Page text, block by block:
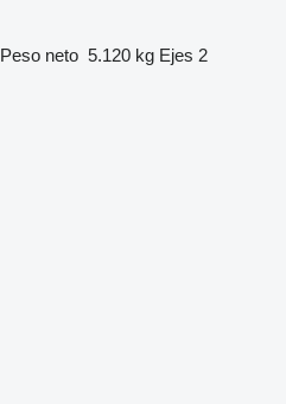
Peso neto 5.120 kg Ejes 2